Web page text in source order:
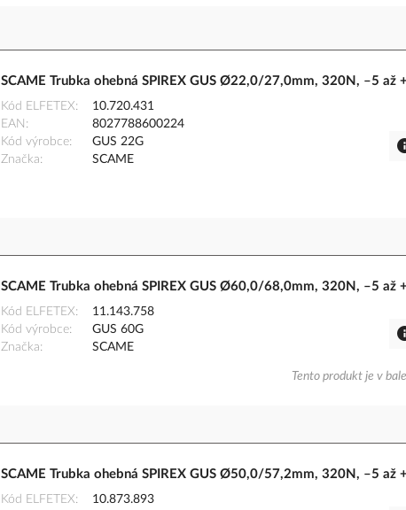
SCAME Trubka ohebná SPIREX GUS Ø22,0/27,0mm, 320N, –5 až
Kód ELFETEX
10.720.431
EAN
8027788600224
Kód výrobce
GUS 22G
Značka
SCAME
SCAME Trubka ohebná SPIREX GUS Ø60,0/68,0mm, 320N, –5 až
Kód ELFETEX
11.143.758
Kód výrobce
GUS 60G
Značka
SCAME
Tento produkt je v
SCAME Trubka ohebná SPIREX GUS Ø50,0/57,2mm, 320N, –5 až
Kód ELFETEX
10.873.893